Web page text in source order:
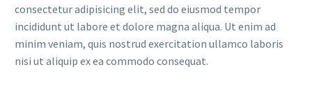
consectetur adipisicing elit, sed do eiusmod tempor
incididunt ut labore et dolore magna aliqua. Ut enim ad
minim veniam, quis nostrud exercitation ullamco laboris
nisi ut aliquip ex ea commodo consequat.